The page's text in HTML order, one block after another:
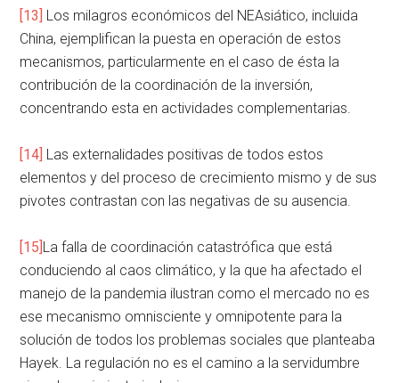
[13] Los milagros económicos del NEAsiático, incluida
China, ejemplifican la puesta en operación de estos
mecanismos, particularmente en el caso de ésta la
contribución de la coordinación de la inversión,
concentrando esta en actividades complementarias.
[14] Las externalidades positivas de todos estos
elementos y del proceso de crecimiento mismo y de sus
pivotes contrastan con las negativas de su ausencia.
[15]La falla de coordinación catastrófica que está
conduciendo al caos climático, y la que ha afectado el
manejo de la pandemia ilustran como el mercado no es
ese mecanismo omnisciente y omnipotente para la
solución de todos los problemas sociales que planteaba
Hayek. La regulación no es el camino a la servidumbre